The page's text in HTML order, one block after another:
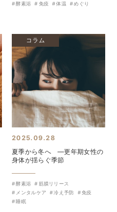
酵素浴 免疫 体温 めぐり
コラム
2025.09.28
夏季から冬へ ―更年期女性の
身体が揺らぐ季節
酵素浴
筋膜リリース
メンタルケア
冷え予防
免疫
睡眠